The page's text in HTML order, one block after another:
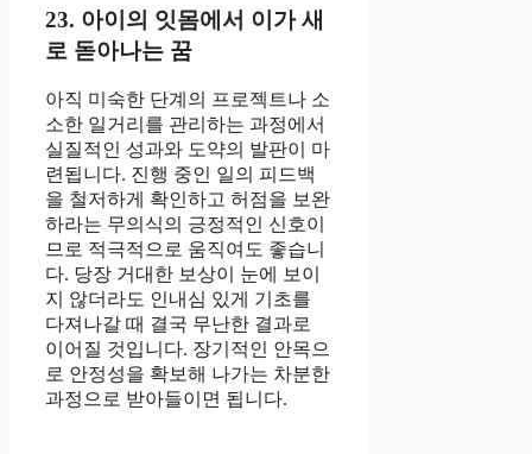
23. 아이의 잇몸에서 이가 새
로 돋아나는 꿈
아직 미숙한 단계의 프로젝트나 소
소한 일거리를 관리하는 과정에서
실질적인 성과와 도약의 발판이 마
련됩니다. 진행 중인 일의 피드백
을 철저하게 확인하고 허점을 보완
하라는 무의식의 긍정적인 신호이
므로 적극적으로 움직여도 좋습니
다. 당장 거대한 보상이 눈에 보이
지 않더라도 인내심 있게 기초를
다져나갈 때 결국 무난한 결과로
이어질 것입니다. 장기적인 안목으
로 안정성을 확보해 나가는 차분한
과정으로 받아들이면 됩니다.